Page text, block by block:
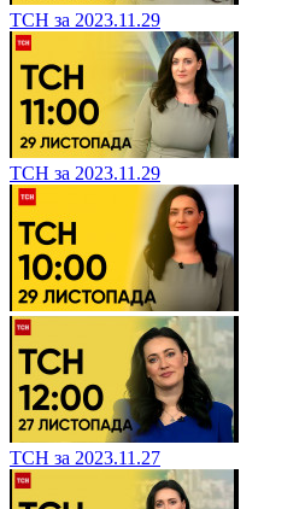
ТСН за 2023.11.29
ТСН за 2023.11.29
ТСН за 2023.11.27